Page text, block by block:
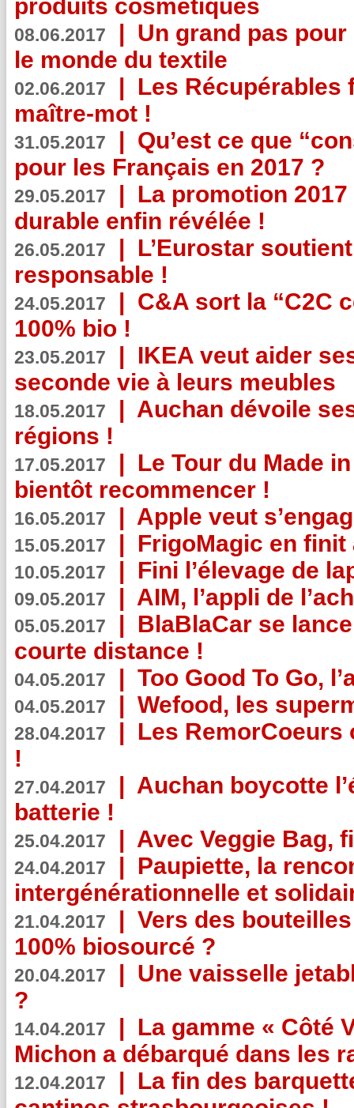
produits cosmétiques
08.06.2017 | Un grand pas
le monde du textile
02.06.2017 | Les Récupérables
maître-mot !
31.05.2017 | Qu’est ce que
pour les Français en 2017 ?
29.05.2017 | La promotion
durable enfin révélée !
26.05.2017 | L’Eurostar
responsable !
24.05.2017 | C&A sort la “C2C
100% bio !
23.05.2017 | IKEA veut aider
seconde vie à leurs meubles
18.05.2017 | Auchan dévoile
régions !
17.05.2017 | Le Tour du Made
bientôt recommencer !
16.05.2017 | Apple veut
15.05.2017 | FrigoMagic en
10.05.2017 | Fini l’élevage de
09.05.2017 | AIM, l’appli de
05.05.2017 | BlaBlaCar se
courte distance !
04.05.2017 | Too Good To Go,
04.05.2017 | Wefood, les
28.04.2017 | Les RemorCoeurs
!
27.04.2017 | Auchan boycotte
batterie !
25.04.2017 | Avec Veggie Bag,
24.04.2017 | Paupiette, la
intergénérationnelle et
21.04.2017 | Vers des
100% biosourcé ?
20.04.2017 | Une vaisselle
?
14.04.2017 | La gamme « Côté
Michon a débarqué dans les
12.04.2017 | La fin des